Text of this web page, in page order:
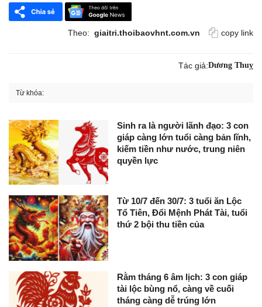
Theo: giaitri.thoibaovhnt.com.vn copy link
Tác giả:Dương Thuỵ
Từ khóa:
Sinh ra là người lãnh đạo: 3 con
giáp càng lớn tuổi càng bản lĩnh,
kiếm tiền như nước, trung niên
quyền lực
Từ 10/7 đến 30/7: 3 tuổi ăn Lộc
Tổ Tiên, Đổi Mệnh Phát Tài, tuổi
thứ 2 bội thu tiền của
Rằm tháng 6 âm lịch: 3 con giáp
tài lộc bùng nổ, càng về cuối
tháng càng dễ trúng lớn